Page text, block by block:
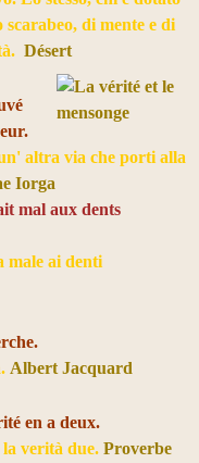
di mente e di
Désert
altra via che porti alla
Iorga
mal aux dents
male ai denti
Albert Jacquard
en a deux.
verità due. Proverbe